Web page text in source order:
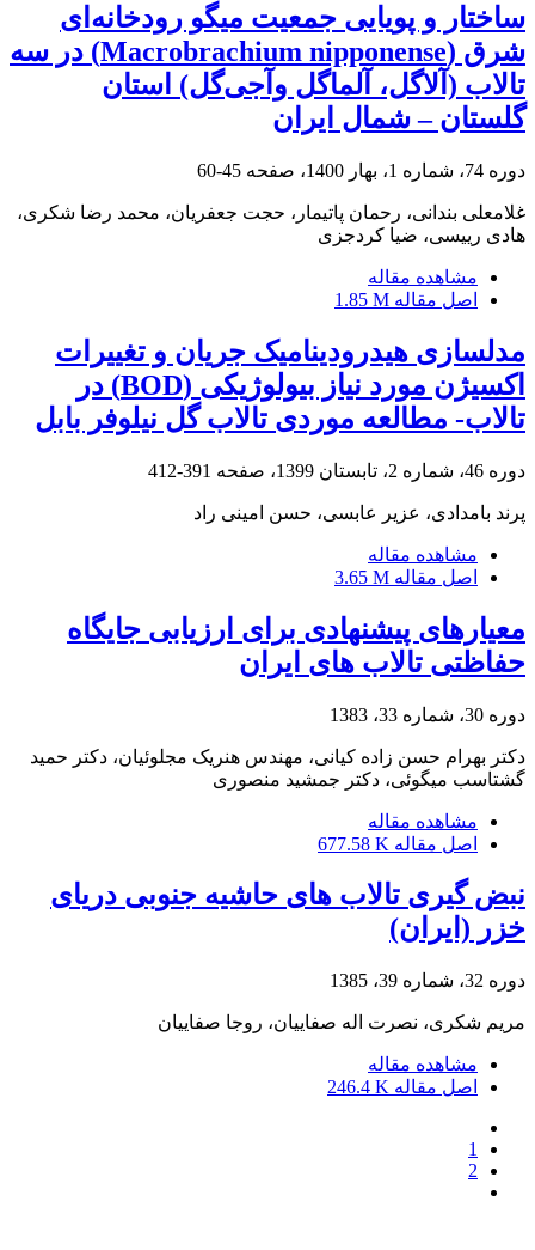
ساختار و پویایی جمعیت میگو رودخانه‌ای
شرق (Macrobrachium nipponense) در سه
تالاب (آلاگل، آلماگل وآجی‌گل) استان
گلستان – شمال ایران
دوره 74، شماره 1، بهار 1400، صفحه 45-60
غلامعلی بندانی، رحمان پاتیمار، حجت جعفریان، محمد رضا شکری،
هادی رییسی، ضیا کردجزی
مشاهده مقاله
اصل مقاله 1.85 M
مدلسازی هیدرودینامیک جریان و تغییرات
اکسیژن مورد نیاز بیولوژیکی (BOD) در
تالاب- مطالعه موردی تالاب گل نیلوفر بابل
دوره 46، شماره 2، تابستان 1399، صفحه 391-412
پرند بامدادی، عزیر عابسی، حسن امینی راد
مشاهده مقاله
اصل مقاله 3.65 M
معیارهای پیشنهادی برای ارزیابی جایگاه
حفاظتی تالاب های ایران
دوره 30، شماره 33، 1383
دکتر بهرام حسن زاده کیانی، مهندس هنریک مجلوئیان، دکتر حمید
گشتاسب میگوئی، دکتر جمشید منصوری
مشاهده مقاله
اصل مقاله 677.58 K
نبض گیری تالاب های حاشیه جنوبی دریای
خزر (ایران)
دوره 32، شماره 39، 1385
مریم شکری، نصرت اله صفاییان، روجا صفاییان
مشاهده مقاله
اصل مقاله 246.4 K
1
2